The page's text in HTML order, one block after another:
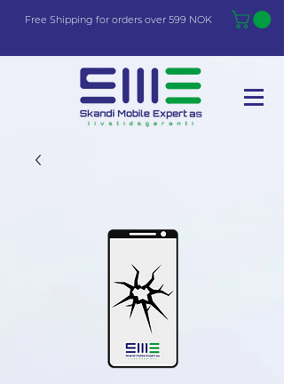
Free Shipping for orders over 599 NOK